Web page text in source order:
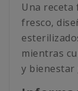
Una
fresco,
mientras
y bienestar